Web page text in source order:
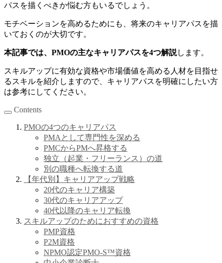
パスを描くべきか悩む方もいるでしょう。
モチベーションを高めるためにも、将来のキャリアパスを描
いておくのが大切です。
本記事では、PMOの主なキャリアパスを4つ解説します。
スキルアップに有効な資格や市場価値を高める人材を目指せ
るスキルを紹介しますので、キャリアパスを明確にしたい方
は参考にしてください。
Contents
PMOの4つのキャリアパス
PMAとして専門性を深める
PMCからPMへ昇格する
独立（起業・フリーランス）の道
別の職種へ転換する道
【年代別】キャリアアップ戦略
20代のキャリア構築
30代のキャリアアップ
40代以降のキャリア転換
スキルアップのためにおすすめの資格
PMP資格
P2M資格
NPMO認定PMO-S™資格